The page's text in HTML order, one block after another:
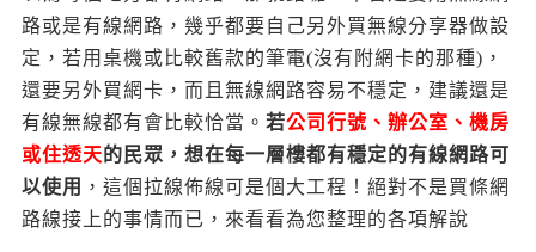
路或是有線網路，幾乎都要自己另外買無線分享器做設
定，若用桌機或比較舊款的筆電(沒有附網卡的那種)，
還要另外買網卡，而且無線網路容易不穩定，建議還是
有線無線都有會比較恰當。 若公司行號、辦公室、機房
或住透天的民眾，想在每一層樓都有穩定的有線網路可
以使用 ，這個拉線佈線可是個大工程！絕對不是買條網
路線接上的事情而已，來看看為您整理的各項解說